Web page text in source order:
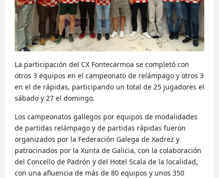
La participación del CX Fontecarmoa se completó con
otros 3 equipos en el campeonato de relámpago y otros 3
en el de rápidas, participando un total de 25 jugadores el
sábado y 27 el domingo.
Los campeonatos gallegos por equipos de modalidades
de partidas relámpago y de partidas rápidas fueron
organizados por la Federación Galega de Xadrez y
patrocinados por la Xunta de Galicia, con la colaboración
del Concello de Padrón y del Hotel Scala de la localidad,
con una afluencia de más de 80 equipos y unos 350